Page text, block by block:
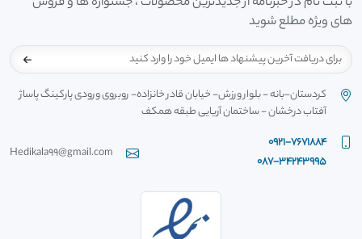
های ویژه مطلع شوید
کردستان-بانه - بلوار ورزش- خیابان قادر خانزاده- روبروی ورودی پارکینگ پاساژ
آفتاب درخشان - ساختمان آریایی طبقه همکف
0921-7671884
087-34243995
Hedikala99@gmail.com